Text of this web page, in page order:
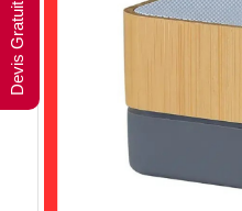
Devis Gratuit